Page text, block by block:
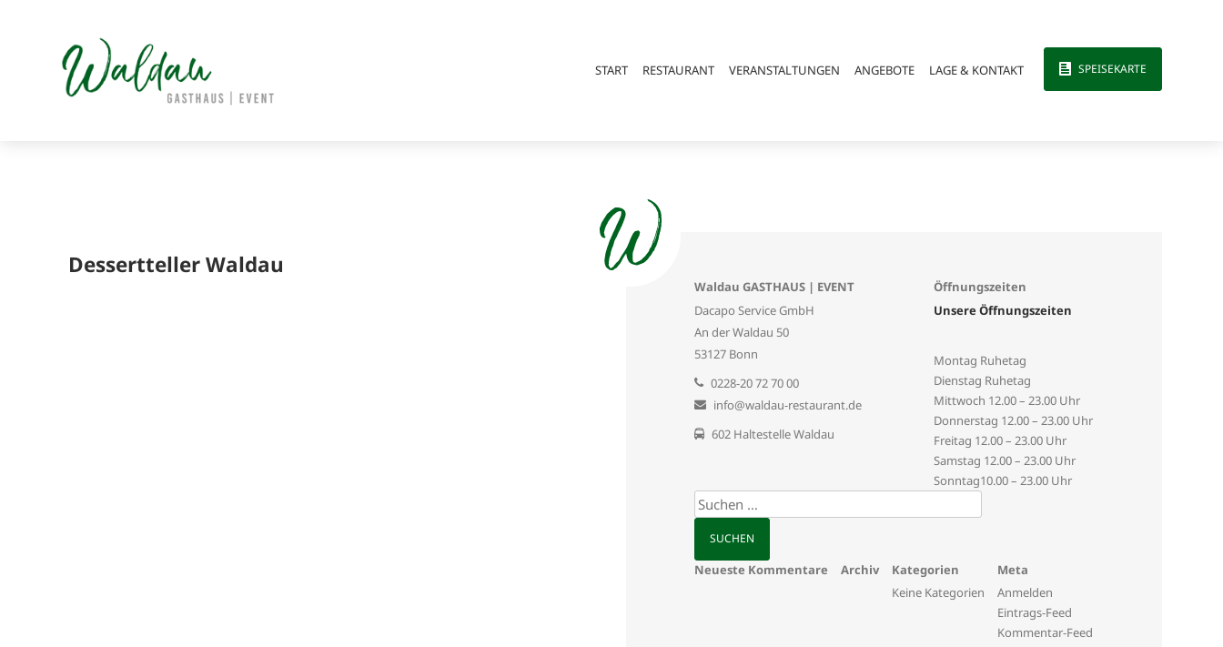
START RESTAURANT VERANSTALTUNGEN ANGEBOTE LAGE & KONTAKT SPEISEKARTE
Dessertteller Waldau
Waldau GASTHAUS | EVENT
Dacapo Service GmbH
An der Waldau 50
53127 Bonn
0228-20 72 70 00
info@waldau-restaurant.de
602 Haltestelle Waldau
Öffnungszeiten
Unsere Öffnungszeiten
Montag Ruhetag
Dienstag Ruhetag
Mittwoch 12.00 – 23.00 Uhr
Donnerstag 12.00 – 23.00 Uhr
Freitag 12.00 – 23.00 Uhr
Samstag 12.00 – 23.00 Uhr
Sonntag10.00 – 23.00 Uhr
Suchen
nach:
Neueste Kommentare Archiv
Kategorien
Keine Kategorien
Meta
Anmelden
Eintrags-Feed
Kommentar-Feed